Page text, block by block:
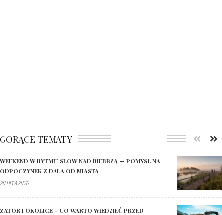
GORĄCE TEMATY
WEEKEND W RYTMIE SLOW NAD BIEBRZĄ — POMYSŁ NA
ODPOCZYNEK Z DALA OD MIASTA
20 LIPCA 2026
ZATOR I OKOLICE – CO WARTO WIEDZIEĆ PRZED